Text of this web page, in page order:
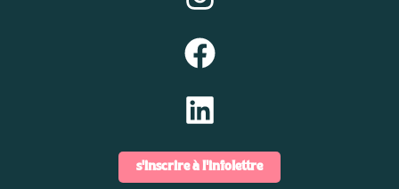
s'inscrire à l'infolettre